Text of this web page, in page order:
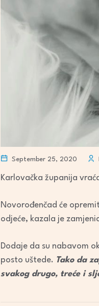
September 25, 2020
Karlovačka županija
Novorođenčad će
odjeće, kazala je
Dodaje da su nabavom
posto uštede. Tako da
svakog drugo, treće i